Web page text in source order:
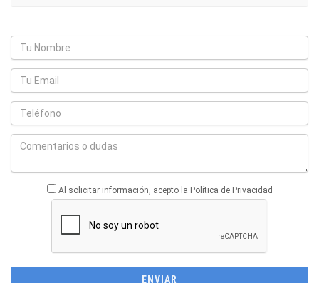
Al solicitar información, acepto la Política de Privacidad